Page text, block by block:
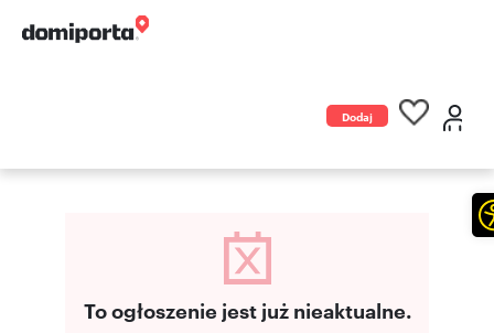
Dodaj
To ogłoszenie jest już nieaktualne.